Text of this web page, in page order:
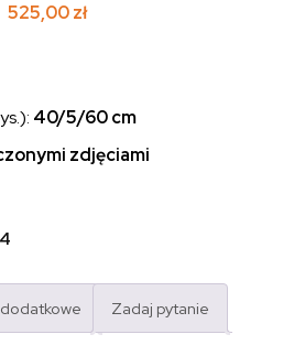
525,00zł
40/5/60 cm
zdjęciami
Zadaj pytanie